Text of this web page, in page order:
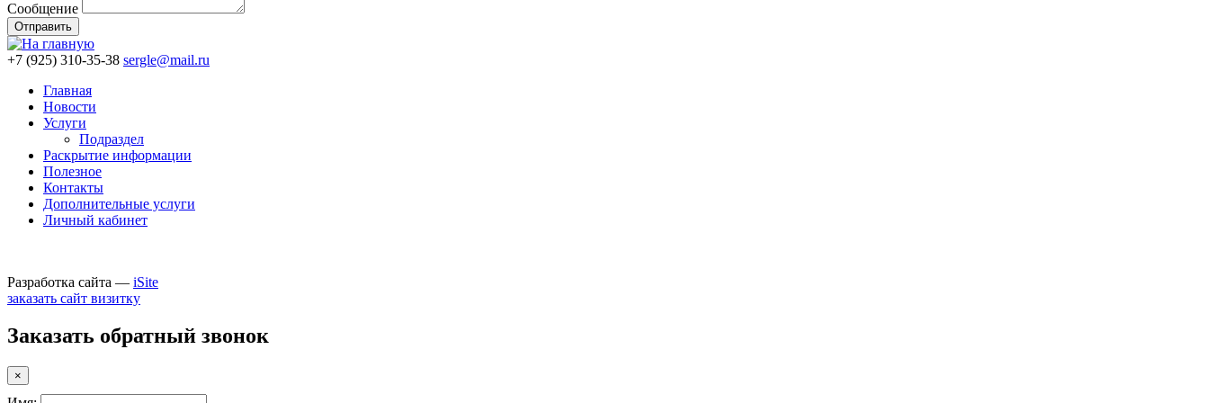
Сообщение
+7 (925) 310-35-38 sergle@mail.ru
Главная
Новости
Услуги
Подраздел
Раскрытие информации
Полезное
Контакты
Дополнительные услуги
Личный кабинет
Разработка сайта — iSite
заказать сайт визитку
Заказать обратный звонок
×